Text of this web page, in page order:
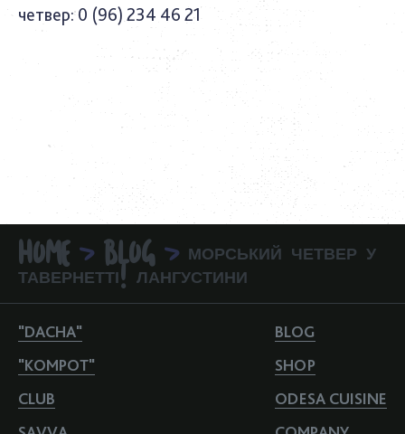
четвер: 0 (96) 234 46 21
HOME > BLOG > МОРСЬКИЙ ЧЕТВЕР У
ТАВЕРНЕТТІ! ЛАНГУСТИНИ
"DACHA"
"KOMPOT"
CLUB
BLOG
SHOP
ODESA CUISINE